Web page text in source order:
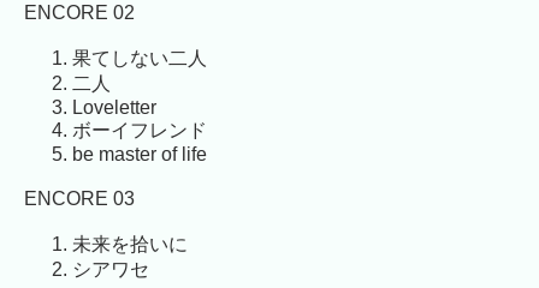
ENCORE 02
果てしない二人
二人
Loveletter
ボーイフレンド
be master of life
ENCORE 03
未来を拾いに
シアワセ